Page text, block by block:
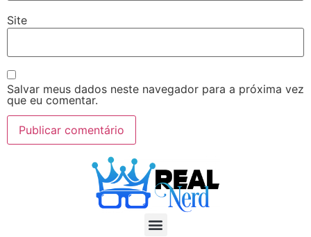
Site
Salvar meus dados neste navegador para a próxima vez
que eu comentar.